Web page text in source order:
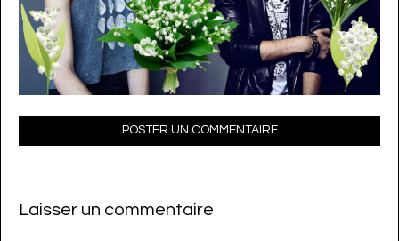
POSTER UN COMMENTAIRE
Laisser un commentaire